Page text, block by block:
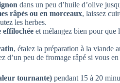
dans un peu d’huile d’olive
râpés ou en morceaux, laissez
les herbes.
effilochée et mélangez bien pour que
, étalez la préparation à la viande
d’un peu de fromage râpé si vous en
tournante) pendant 15 à 20